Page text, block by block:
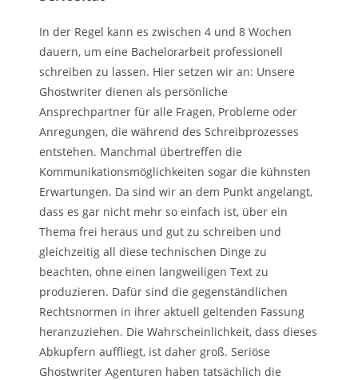
In der Regel kann es zwischen 4 und 8 Wochen
dauern, um eine Bachelorarbeit professionell
schreiben zu lassen. Hier setzen wir an: Unsere
Ghostwriter dienen als persönliche
Ansprechpartner für alle Fragen, Probleme oder
Anregungen, die während des Schreibprozesses
entstehen. Manchmal übertreffen die
Kommunikationsmöglichkeiten sogar die kühnsten
Erwartungen. Da sind wir an dem Punkt angelangt,
dass es gar nicht mehr so einfach ist, über ein
Thema frei heraus und gut zu schreiben und
gleichzeitig all diese technischen Dinge zu
beachten, ohne einen langweiligen Text zu
produzieren. Dafür sind die gegenständlichen
Rechtsnormen in ihrer aktuell geltenden Fassung
heranzuziehen. Die Wahrscheinlichkeit, dass dieses
Abkupfern auffliegt, ist daher groß. Seriöse
Ghostwriter Agenturen haben tatsächlich die